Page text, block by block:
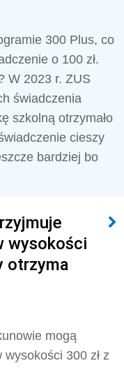
300 Plus, co
o 100 zł.
W 2023 r. ZUS
świadczenia
szkolną otrzymało
cieszy
bardziej bo
wysokości
otrzyma
mogą
300 zł z